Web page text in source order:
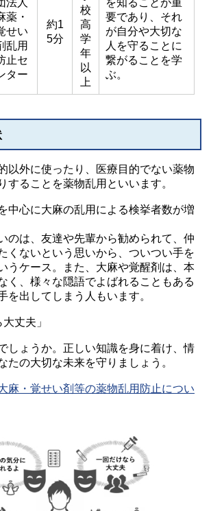
法人
薬・
せい
乱用
止セ
ター
約1
5分
校
高
学
年
以
上
を知ることが重
要であり、それ
が自分や大切な
人を守ることに
繋がることを学
ぶ。
以外に使ったり、医療目的でない薬物
することを薬物乱用といいます。
中心に大麻の乱用による検挙者数が増
のは、友達や先輩から勧められて、仲
くないという思いから、ついつい手を
うケース。また、大麻や覚醒剤は、本
く、様々な隠語でよばれることもある
を出してしまう人もいます。
丈夫」
しょうか。正しい知識を身に着け、情
たの大切な未来を守りましょう。
麻・覚せい剤等の薬物乱用防止につい